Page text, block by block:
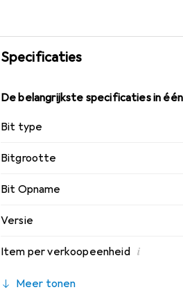
Specificaties
De belangrijkste specificaties in
Bit type
Bitgrootte
Bit Opname
Versie
Item per verkoopeenheid i
Meer tonen